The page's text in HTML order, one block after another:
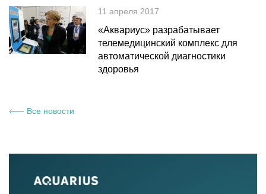
11 апреля 2017
«Аквариус» разрабатывает
телемедицинский комплекс для
автоматической диагностики
здоровья
Все новости